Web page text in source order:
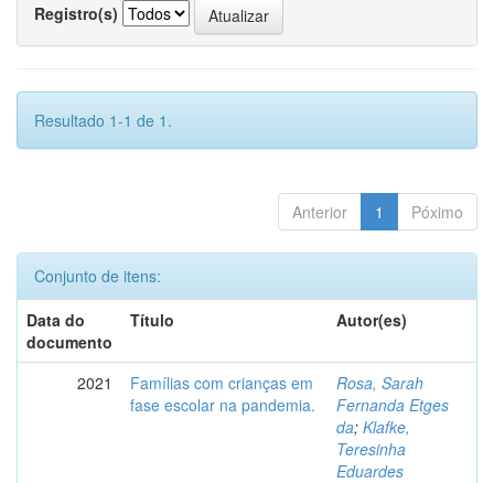
Registro(s)
Resultado 1-1 de 1.
Anterior 1 Póximo
Conjunto de itens:
Data do
documento
Título Autor(es)
2021
Famílias com crianças em
fase escolar na pandemia.
Rosa, Sarah
Fernanda Etges
da; Klafke,
Teresinha
Eduardes